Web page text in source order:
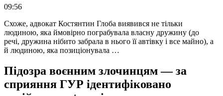
09:56
Схоже, адвокат Костянтин Глоба виявився не тільки
людиною, яка ймовірно пограбувала власну дружину (до
речі, дружина нібито забрала в нього її автівку і все майно), а
й людиною, яка позиціонувала …
Підозра воєнним злочинцям — за
сприяння ГУР ідентифіковано